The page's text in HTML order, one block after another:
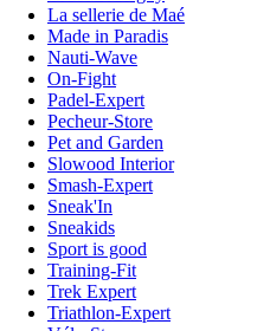
La sellerie de Maé
Made in Paradis
Nauti-Wave
On-Fight
Padel-Expert
Pecheur-Store
Pet and Garden
Slowood Interior
Smash-Expert
Sneak'In
Sneakids
Sport is good
Training-Fit
Trek Expert
Triathlon-Expert